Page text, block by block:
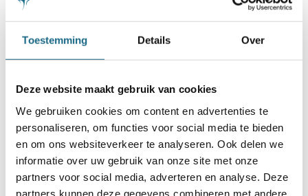
Toestemming Details Over
Deze website maakt gebruik van cookies
We gebruiken cookies om content en advertenties te
personaliseren, om functies voor social media te bieden
en om ons websiteverkeer te analyseren. Ook delen we
informatie over uw gebruik van onze site met onze
partners voor social media, adverteren en analyse. Deze
partners kunnen deze gegevens combineren met andere
Schaaknieuws Tata Steel Chess
Deel dit stuk